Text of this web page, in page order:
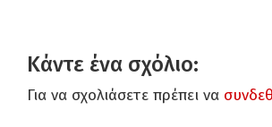
Κάντε ένα σχόλιο:
Για να σχολιάσετε πρέπει να